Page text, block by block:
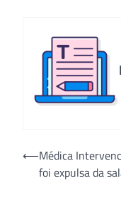
Navegação
⟵Médica
foi expulsa da